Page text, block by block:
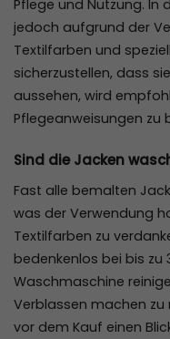
Pflege und Nutzung. In
jedoch aufgrund der
Textilfarben und
sicherzustellen, dass
aussehen, wird
Pflegeanweisungen zu
Sind die Jacken
Fast alle bemalten
was der Verwendung
Textilfarben zu
bedenkenlos bei bis zu
Waschmaschine
Verblassen machen
vor dem Kauf einen